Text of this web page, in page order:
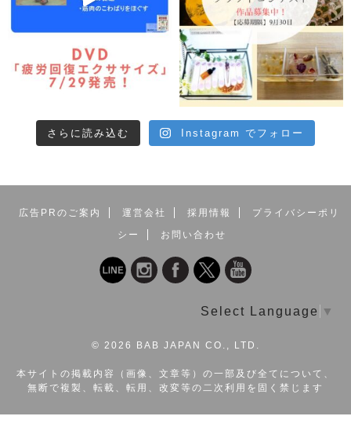
さらに読み込む Instagram でフォロー
広告PRのご案内 運営会社 採用情報
プライバシーポリ
シー
お問い合わせ
Select Language ▼
© 2026 BAB JAPAN CO., LTD.
本サイトの掲載内容（画像、文章等）の一部及び全てについて、
無断で複製、転載、転用、改変等の二次利用を固く禁じます